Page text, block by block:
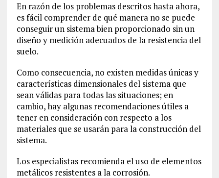
En razón de los problemas descritos hasta ahora,
es fácil comprender de qué manera no se puede
conseguir un sistema bien proporcionado sin un
diseño y medición adecuados de la resistencia del
suelo.
Como consecuencia, no existen medidas únicas y
características dimensionales del sistema que
sean válidas para todas las situaciones; en
cambio, hay algunas recomendaciones útiles a
tener en consideración con respecto a los
materiales que se usarán para la construcción del
sistema.
Los especialistas recomienda el uso de elementos
metálicos resistentes a la corrosión.